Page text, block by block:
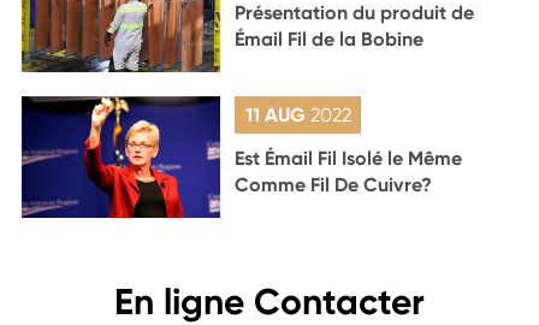
Présentation du produit de
Émail Fil de la Bobine
11 AUG 2022
Est Émail Fil Isolé le Même
Comme Fil De Cuivre?
En ligne Contacter